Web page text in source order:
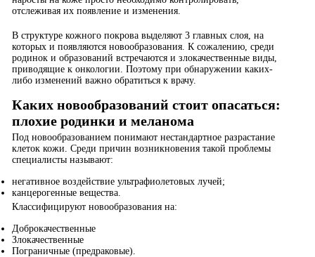
отслеживая их появление и изменения.
В структуре кожного покрова выделяют 3 главных слоя, на
которых и появляются новообразования. К сожалению, среди
родинок и образований встречаются и злокачественные виды,
приводящие к онкологии. Поэтому при обнаружении каких-
либо изменений важно обратиться к врачу.
Каких новообразований стоит опасаться:
плохие родинки и меланома
Под новообразованием понимают нестандартное разрастание
клеток кожи. Среди причин возникновения такой проблемы
специалисты называют:
негативное воздействие ультрафиолетовых лучей;
канцерогенные вещества.
Классифицируют новообразования на:
Доброкачественные
Злокачественные
Пограничные (предраковые).